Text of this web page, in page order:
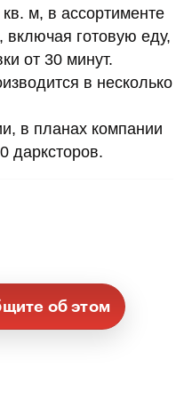
м, в ассортименте
готовую еду,
от 30 минут.
в несколько
в планах компании
дарксторов.
об этом